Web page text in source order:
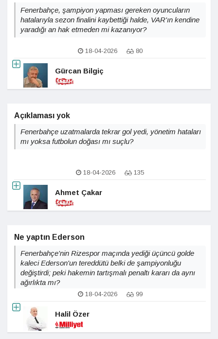
Fenerbahçe, şampiyon yapması gereken oyuncuların
hatalarıyla sezon finalini kaybettiği halde, VAR'ın kendine
yaradığı an hak etmeden mi kazanıyor?
18-04-2026 80
Gürcan Bilgiç
Açıklaması yok
Fenerbahçe uzatmalarda tekrar gol yedi, yönetim hataları
mı yoksa futbolun doğası mı suçlu?
18-04-2026 135
Ahmet Çakar
Ne yaptın Ederson
Fenerbahçe'nin Rizespor maçında yediği üçüncü golde
kaleci Ederson'un tereddütü belki de şampiyonluğu
değiştirdi; peki hakemin tartışmalı penaltı kararı da aynı
ağırlıkta mı?
18-04-2026 99
Halil Özer